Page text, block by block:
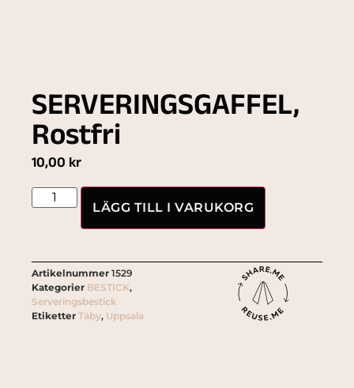
SERVERINGSGAFFEL,
Rostfri
10,00 kr
LÄGG TILL I VARUKORG
Artikelnummer 1529
Kategorier BESTICK,
Serveringsbestick
Etiketter Täby, Uppsala